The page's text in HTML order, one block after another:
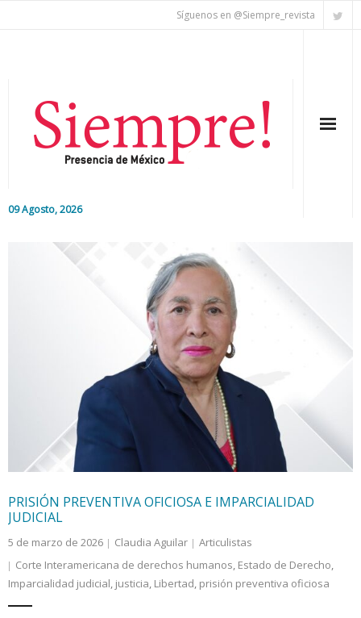
Síguenos en @Siempre_revista
09 Agosto, 2026
Internacional
Cultura
PRISIÓN PREVENTIVA OFICIOSA E IMPARCIALIDAD
JUDICIAL
5 de marzo de 2026 Claudia Aguilar
Articulistas
Corte Interamericana de derechos humanos, Estado de Derecho,
Imparcialidad judicial, justicia, Libertad, prisión preventiva oficiosa